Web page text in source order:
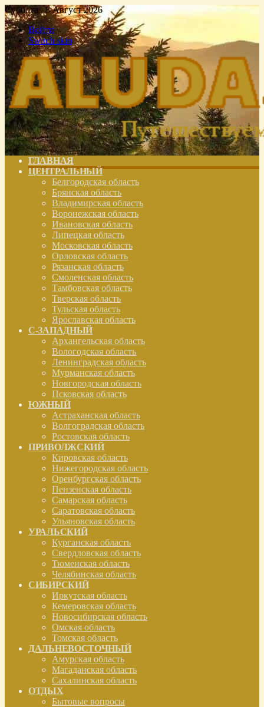
Суббота , 8 Август 2026
Войти
Switch skin
ГЛАВНАЯ
ЦЕНТРАЛЬНЫЙ
Белгородская область
Брянская область
Владимирская область
Воронежская область
Ивановская область
Липецкая область
Московская область
Орловская область
Рязанская область
Смоленская область
Тамбовская область
Тверская область
Тульская область
Ярославская область
С-ЗАПАДНЫЙ
Архангельская область
Вологодская область
Ленинградская область
Мурманская область
Новгородская область
Псковская область
ЮЖНЫЙ
Астраханская область
Волгоградская область
Ростовская область
ПРИВОЛЖСКИЙ
Кировская область
Нижегородская область
Оренбургская область
Пензенская область
Самарская область
Саратовская область
Ульяновская область
УРАЛЬСКИЙ
Курганская область
Свердловская область
Тюменская область
Челябинская область
СИБИРСКИЙ
Иркутская область
Кемеровская область
Новосибирская область
Омская область
Томская область
ДАЛЬНЕВОСТОЧНЫЙ
Амурская область
Магаданская область
Сахалинская область
ОТДЫХ
Бытовые вопросы